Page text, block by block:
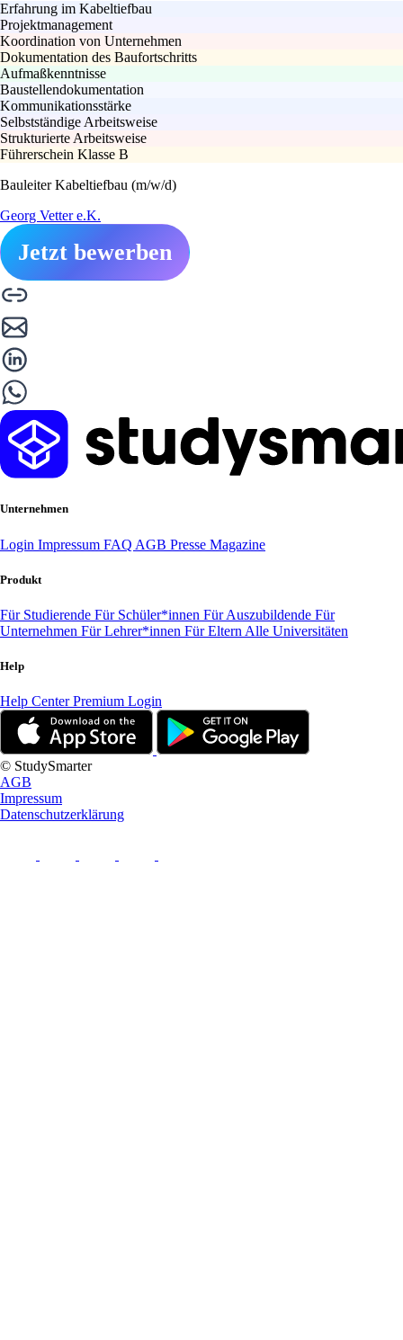
Erfahrung im Kabeltiefbau
Projektmanagement
Koordination von Unternehmen
Dokumentation des Baufortschritts
Aufmaßkenntnisse
Baustellendokumentation
Kommunikationsstärke
Selbstständige Arbeitsweise
Strukturierte Arbeitsweise
Führerschein Klasse B
Bauleiter Kabeltiefbau (m/w/d)
Georg Vetter e.K.
Jetzt bewerben
Unternehmen
Login Impressum FAQ AGB Presse Magazine
Produkt
Für Studierende Für Schüler*innen Für Auszubildende Für
Unternehmen Für Lehrer*innen Für Eltern Alle Universitäten
Help
Help CenterPremium Login
© StudySmarter
AGB
Impressum
Datenschutzerklärung